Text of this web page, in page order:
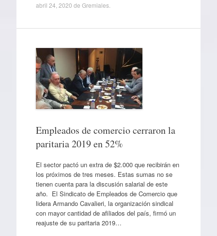
abril 24, 2020 de Gremiales.
Empleados de comercio cerraron la
paritaria 2019 en 52%
El sector pactó un extra de $2.000 que recibirán en
los próximos de tres meses. Estas sumas no se
tienen cuenta para la discusión salarial de este
año. El Sindicato de Empleados de Comercio que
lidera Armando Cavalieri, la organización sindical
con mayor cantidad de afiliados del país, firmó un
reajuste de su paritaria 2019…